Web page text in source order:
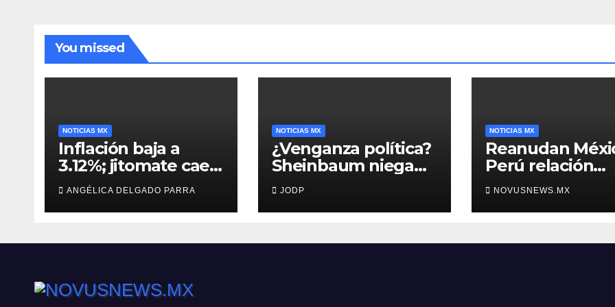
You missed
NOTICIAS MX
Inflación baja a
3.12%; jitomate cae
29%, pero cebolla y
vuelos se encarecen
ANGÉLICA DELGADO PARRA
NOTICIAS MX
¿Venganza política?
Sheinbaum niega
mano negra en
captura de Ángel
Aguirre
JODP
NOTICIAS MX
Reanudan
Perú relación
diplomática
NOVUSNEWS.MX